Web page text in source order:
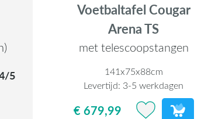
5
Voetbaltafel Cougar
Arena TS
met telescoopstangen
141x75x88cm
Levertijd: 3-5 werkdagen
€ 679,99